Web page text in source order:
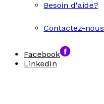
Besoin d'aide?
Contactez-nous
Facebook
LinkedIn